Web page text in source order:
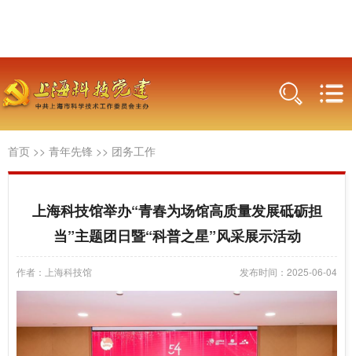
首页 >> 青年先锋 >> 团务工作
上海科技馆举办“青春为场馆高质量发展砥砺担
当”主题团日暨“科普之星”风采展示活动
作者：上海科技馆 发布时间：2025-06-04